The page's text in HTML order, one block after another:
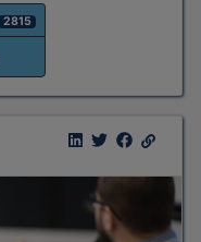
2815